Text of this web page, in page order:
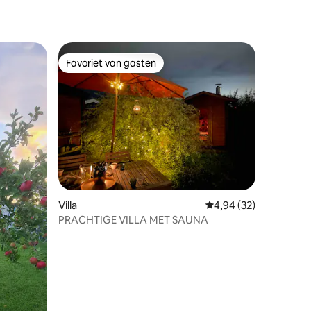
Favoriet van gasten
Favoriet van gasten
Villa Gemiddelde
4,94 (32)
PRACHTIGE VILLA MET SAUNA